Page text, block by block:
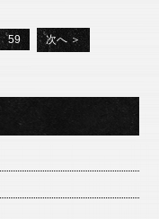
59 次へ ＞